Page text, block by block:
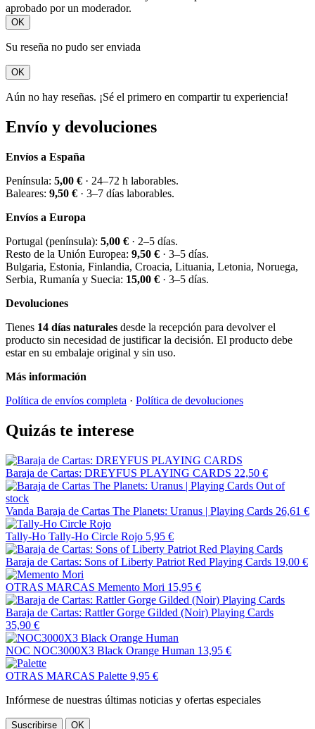
aprobado por un moderador.
OK
Su reseña no pudo ser enviada
OK
Aún no hay reseñas. ¡Sé el primero en compartir tu experiencia!
Envío y devoluciones
Envíos a España
Península: 5,00 € · 24–72 h laborables.
Baleares: 9,50 € · 3–7 días laborables.
Envíos a Europa
Portugal (península): 5,00 € · 2–5 días.
Resto de la Unión Europea: 9,50 € · 3–5 días.
Bulgaria, Estonia, Finlandia, Croacia, Lituania, Letonia, Noruega,
Serbia, Rumanía y Suecia: 15,00 € · 3–5 días.
Devoluciones
Tienes 14 días naturales desde la recepción para devolver el
producto sin necesidad de justificar la decisión. El producto debe
estar en su embalaje original y sin uso.
Más información
Política de envíos completa · Política de devoluciones
Quizás te interese
Baraja de Cartas: DREYFUS PLAYING CARDS 22,50 €
Out of
stock
Vanda Baraja de Cartas The Planets: Uranus | Playing Cards 26,61 €
Tally-Ho Tally-Ho Circle Rojo 5,95 €
Baraja de Cartas: Sons of Liberty Patriot Red Playing Cards 19,00 €
OTRAS MARCAS Memento Mori 15,95 €
Baraja de Cartas: Rattler Gorge Gilded (Noir) Playing Cards
35,90 €
NOC NOC3000X3 Black Orange Human 13,95 €
OTRAS MARCAS Palette 9,95 €
Infórmese de nuestras últimas noticias y ofertas especiales